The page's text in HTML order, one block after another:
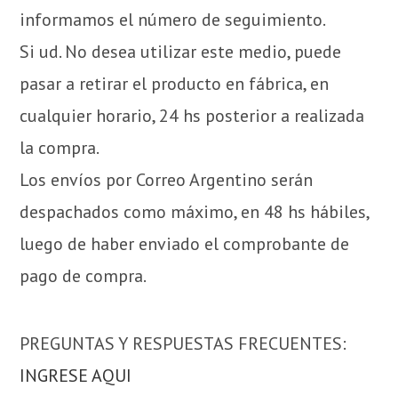
informamos el número de seguimiento.
Si ud. No desea utilizar este medio, puede
pasar a retirar el producto en fábrica, en
cualquier horario, 24 hs posterior a realizada
la compra.
Los envíos por Correo Argentino serán
despachados como máximo, en 48 hs hábiles,
luego de haber enviado el comprobante de
pago de compra.
PREGUNTAS Y RESPUESTAS FRECUENTES:
INGRESE AQUI